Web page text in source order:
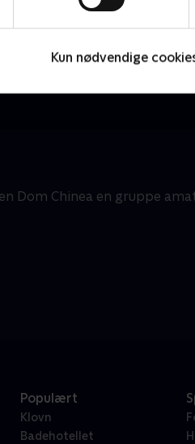
Kun nødvendige
Dom Chinea en gruppe
Populært
Klovn
Badehotellet